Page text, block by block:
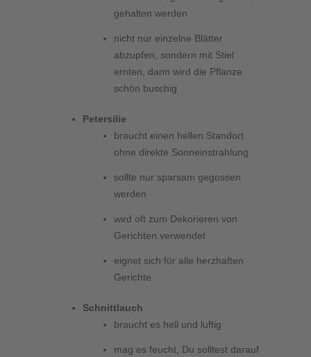
gehalten werden
nicht nur einzelne Blätter
abzupfen, sondern mit Stiel
ernten, dann wird die Pflanze
schön buschig
Petersilie
braucht einen hellen Standort
ohne direkte Sonneinstrahlung
sollte nur sparsam gegossen
werden
wird oft zum Dekorieren von
Gerichten verwendet
eignet sich für alle herzhaften
Gerichte
Schnittlauch
braucht es hell und luftig
mag es feucht, Du solltest darauf